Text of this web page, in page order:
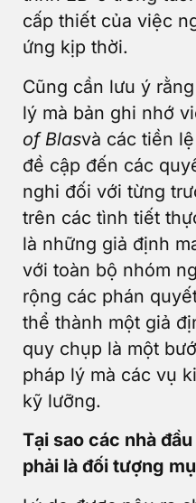
cấp thiết của việc
ứng kịp thời.
Cũng cần lưu ý
lý mà bản ghi nhớ
of Blasvà các tiền
đề cập đến các
nghi đối với từng
trên các tình tiết
là những giả định
với toàn bộ nhóm
rộng các phán
thể thành một giả
quy chụp là một
pháp lý mà các vụ
kỹ lưỡng.
Tại sao các nhà
phải là đối tượng